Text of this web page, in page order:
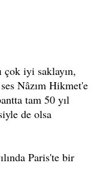
iyi saklayın,
Nâzım Hikmet'e
tam 50 yıl
de olsa
Paris'te bir